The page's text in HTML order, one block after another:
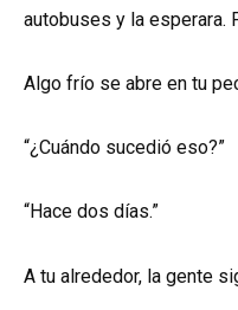
autobuses y la esperara.
Algo frío se abre en tu
“¿Cuándo sucedió eso?”
“Hace dos días.”
A tu alrededor, la gente